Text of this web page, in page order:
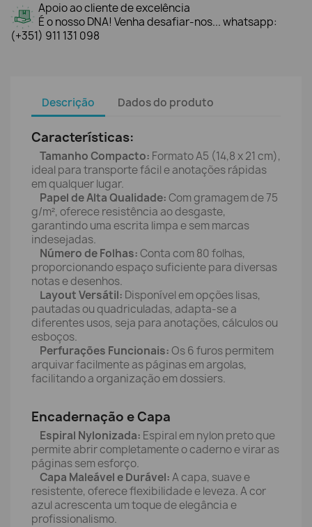
Apoio ao cliente de excelência
É o nosso DNA! Venha desafiar-nos... whatsapp:
(+351) 911 131 098
Descrição Dados do produto
Características:
Tamanho Compacto: Formato A5 (14,8 x 21 cm),
ideal para transporte fácil e anotações rápidas
em qualquer lugar.
Papel de Alta Qualidade:Com gramagem de 75
g/m², oferece resistência ao desgaste,
garantindo uma escrita limpa e sem marcas
indesejadas.
Número de Folhas:Conta com 80 folhas,
proporcionando espaço suficiente para diversas
notas e desenhos.
Layout Versátil: Disponível em opções lisas,
pautadas ou quadriculadas, adapta-se a
diferentes usos, seja para anotações, cálculos ou
esboços.
Perfurações Funcionais:Os 6 furos permitem
arquivar facilmente as páginas em argolas,
facilitando a organização em dossiers.
Encadernação e Capa
Espiral Nylonizada: Espiral em nylon preto que
permite abrir completamente o caderno e virar as
páginas sem esforço.
Capa Maleável e Durável:A capa, suave e
resistente, oferece flexibilidade e leveza. A cor
azul acrescenta um toque de elegância e
profissionalismo.